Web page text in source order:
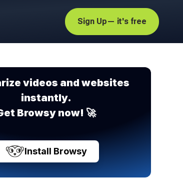
Sign Up— it's free
videos and websites
instantly.
Browsy now! 🚀
Install Browsy